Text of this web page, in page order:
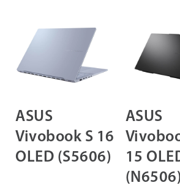
ASUS
Vivobook S 16
OLED (S5606)
ASUS
15
(N6506)